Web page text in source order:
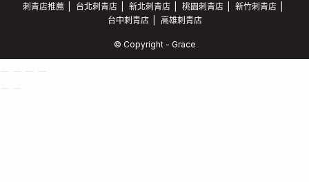
刺青店推薦 台北刺青店 新北刺青店 桃園刺青店
新竹刺青店
台中刺青店
高雄刺青店
© Copyright - Grace